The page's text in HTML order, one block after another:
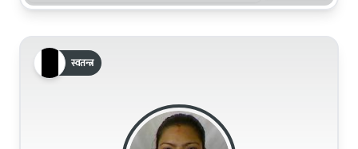
स्वतन्त्र